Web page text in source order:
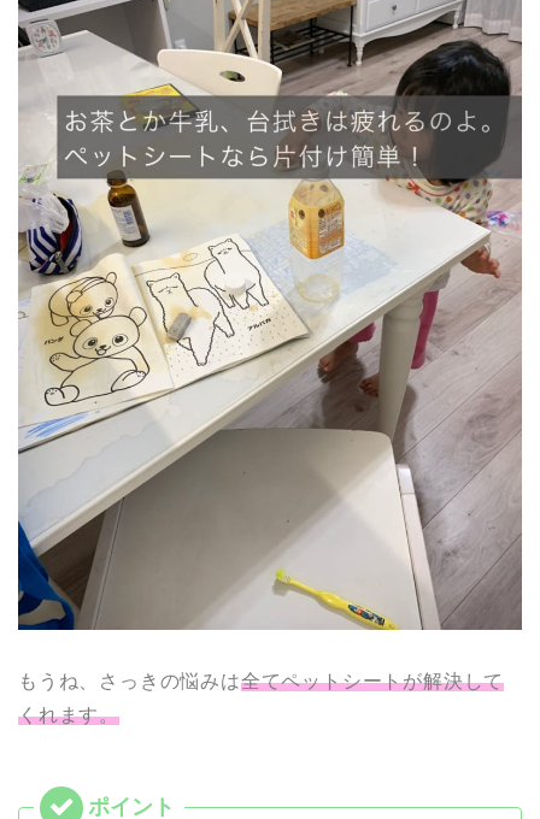
もうね、さっきの悩みは全てペットシートが解決して
くれます。